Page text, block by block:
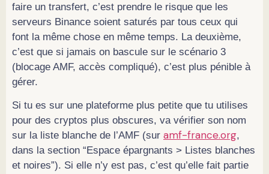
faire un transfert, c’est prendre le risque que les
serveurs Binance soient saturés par tous ceux qui
font la même chose en même temps. La deuxième,
c’est que si jamais on bascule sur le scénario 3
(blocage AMF, accès compliqué), c’est plus pénible à
gérer.
Si tu es sur une plateforme plus petite que tu utilises
pour des cryptos plus obscures, va vérifier son nom
sur la liste blanche de l’AMF (sur amf-france.org,
dans la section “Espace épargnants > Listes blanches
et noires”). Si elle n’y est pas, c’est qu’elle fait partie